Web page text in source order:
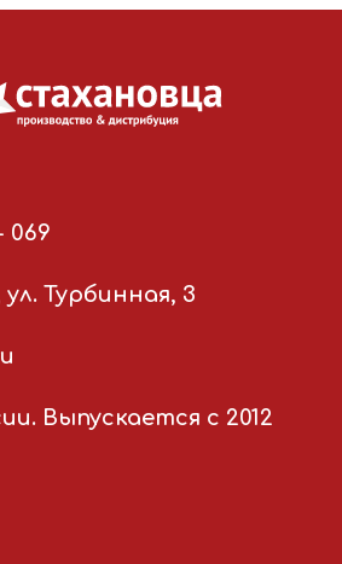
069
Турбинная, 3
Выпускается с 2012